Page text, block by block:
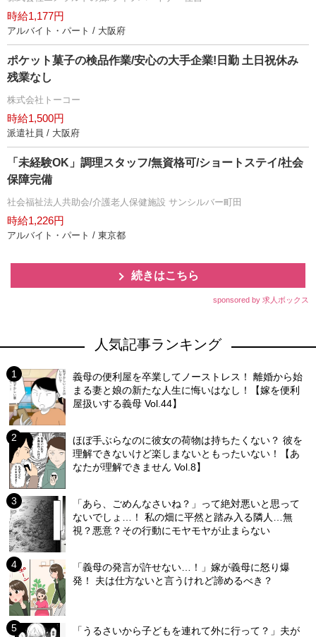
時給1,177円
アルバイト・パート / 大阪府
ポケット菓子の検品作業/安心の大手企業!日勤 土日祝休み
残業なし
株式会社トーコー
時給1,500円
派遣社員 / 大阪府
「未経験OK」調理スタッフ/無資格可/ショートステイ/社会
保障完備
社会福祉法人共助会/介護老人保健施設 サンシルバー町田
時給1,226円
アルバイト・パート / 東京都
続きはこちら
sponsored by 求人ボックス
人気記事ランキング
義母の便利屋を卒業してノーストレス！ 離婚から始
まる妻と娘の新たな人生に悔いはなし！【嫁を便利
屋扱いする義母 Vol.44】
ほぼ手ぶらなのに彼女の荷物は持ちたくない？ 彼を
理解できないけど楽しまないともったいない！【あ
なたが理解できません Vol.8】
「あら、ごめんなさいね？」って絶対悪いと思って
ないでしょ…！ 私の畑に平然と踏み入る隣人…無
視？悪意？その行動にモヤモヤが止まらない
「義母の発言が許せない…！」嫁が義母に怒り爆
発！ 夫は仕方ないと言うけれど諦めるべき？
「うるさいから子どもを連れて外に行って？」夫が